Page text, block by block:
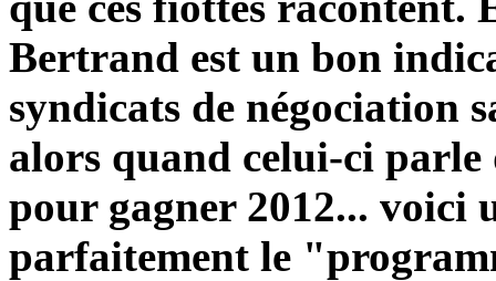
Bertrand est un bon
syndicats de négociation
alors quand celui-ci parle
pour gagner 2012... voici
parfaitement le